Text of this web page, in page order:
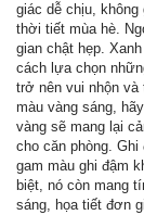
giác dễ chịu,
thời tiết mùa hè.
gian chật hẹp.
cách lựa chọn
trở nên vui nhộn
màu vàng sáng,
vàng sẽ mang lại
cho căn phòng.
gam màu ghi đậm
biệt, nó còn mang
sáng, họa tiết đơn